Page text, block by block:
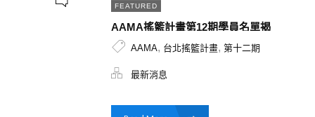
FEATURED
AAMA搖籃計畫第12期學員名單揭
曉！解決方案從WEB3.0到內容產
製，兼具數位科技與生活服務項
目，創造更多跨界交流的火花
AAMA, 台北搖籃計畫, 第十二期
最新消息